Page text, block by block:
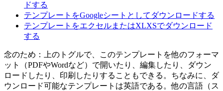
ドする
テンプレートをGoogleシートとしてダウンロードする
テンプレートをエクセルまたはXLXSでダウンロード
する
念のため：上のトグルで、このテンプレートを他のフォーマ
ット（PDFやWordなど）で開いたり、編集したり、ダウン
ロードしたり、印刷したりすることもできる。ちなみに、ダ
ウンロード可能なテンプレートは英語である。他の言語（ス